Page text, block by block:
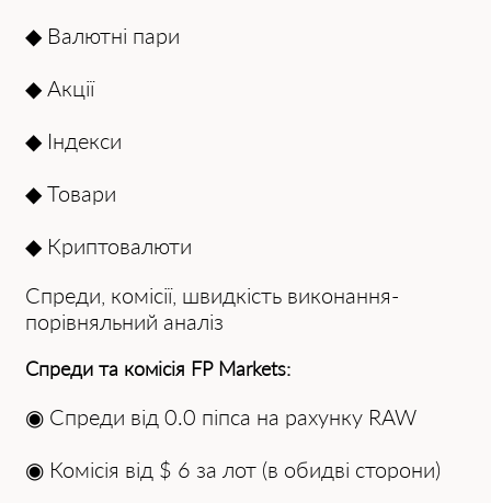
◆ Валютні пари
◆Акції
◆ Індекси
◆Товари
◆ Криптовалюти
Спреди, комісії, швидкість виконання-
порівняльний аналіз
Спреди та комісія FP Mаrkets:
◉ Спреди від 0.0 піпса на рахунку RAW
◉ Комісія від $ 6 за лот (в обидві сторони)